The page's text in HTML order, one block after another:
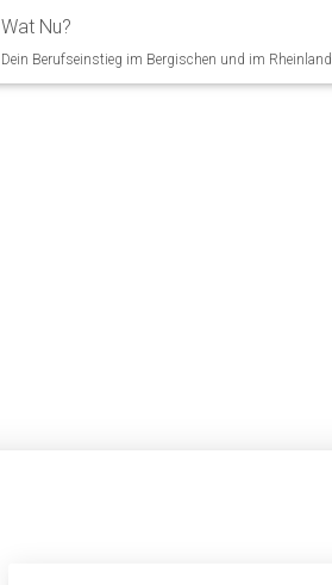
Wat Nu?
Dein Berufseinstieg im Bergischen und im Rheinland